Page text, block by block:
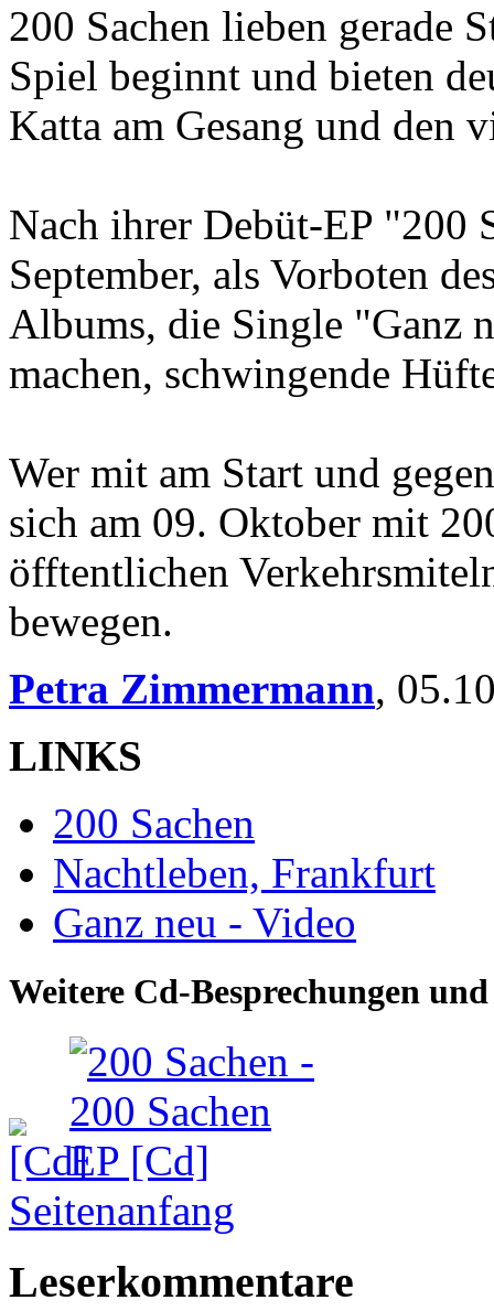
200 Sachen lieben gerade
Spiel beginnt und bieten
Katta am Gesang und den
Nach ihrer Debüt-EP "200
September, als Vorboten
Albums, die Single "Ganz
machen, schwingende
Wer mit am Start und
sich am 09. Oktober mit
öfftentlichen
bewegen.
Petra Zimmermann,
LINKS
200 Sachen
Nachtleben, Frankfurt
Ganz neu - Video
Weitere Cd-Besprechungen
Seitenanfang
Leserkommentare